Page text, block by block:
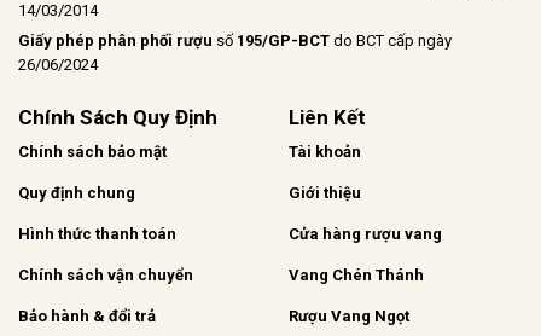
14/03/2014
Giấy phép phân phối rượu số 195/GP-BCT do BCT cấp ngày
26/06/2024
Chính Sách Quy Định
Chính sách bảo mật
Quy định chung
Hình thức thanh toán
Chính sách vận chuyển
Bảo hành & đổi trả
Liên Kết
Tài khoản
Giới thiệu
Cửa hàng rượu vang
Vang Chén Thánh
Rượu Vang Ngọt